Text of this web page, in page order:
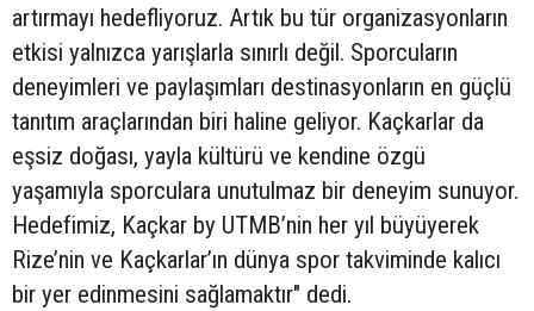
artırmayı hedefliyoruz. Artık bu tür organizasyonların
etkisi yalnızca yarışlarla sınırlı değil. Sporcuların
deneyimleri ve paylaşımları destinasyonların en güçlü
tanıtım araçlarından biri haline geliyor. Kaçkarlar da
eşsiz doğası, yayla kültürü ve kendine özgü
yaşamıyla sporculara unutulmaz bir deneyim sunuyor.
Hedefimiz, Kaçkar by UTMB’nin her yıl büyüyerek
Rize’nin ve Kaçkarlar’ın dünya spor takviminde kalıcı
bir yer edinmesini sağlamaktır" dedi.